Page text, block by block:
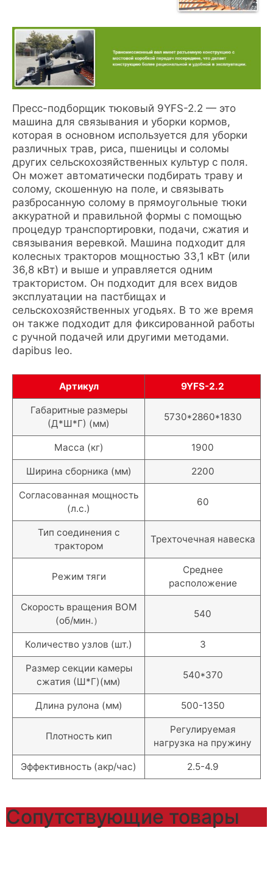
Пресс-подборщик тюковый 9YFS-2.2 — это
машина для связывания и уборки кормов,
которая в основном используется для уборки
различных трав, риса, пшеницы и соломы
других сельскохозяйственных культур с поля.
Он может автоматически подбирать траву и
солому, скошенную на поле, и связывать
разбросанную солому в прямоугольные тюки
аккуратной и правильной формы с помощью
процедур транспортировки, подачи, сжатия и
связывания веревкой. Машина подходит для
колесных тракторов мощностью 33,1 кВт (или
36,8 кВт) и выше и управляется одним
трактористом. Он подходит для всех видов
эксплуатации на пастбищах и
сельскохозяйственных угодьях. В то же время
он также подходит для фиксированной работы
с ручной подачей или другими методами.
dapibus leo.
Артикул 9YFS-2.2
Габаритные размеры
(Д*Ш*Г) (мм)
5730*2860*1830
Масса (кг) 1900
Ширина сборника (мм) 2200
Согласованная мощность
(л.с.)
60
Тип соединения с
трактором
Трехточечная навеска
Режим тяги
Среднее
расположение
Скорость вращения ВОМ
(об/мин.）
540
Количество узлов (шт.) 3
Размер секции камеры
сжатия (Ш*Г)(мм)
540*370
Длина рулона (мм) 500-1350
Плотность кип
Регулируемая
нагрузка на пружину
Эффективность (акр/час) 2.5-4.9
Сопутствующие товары​